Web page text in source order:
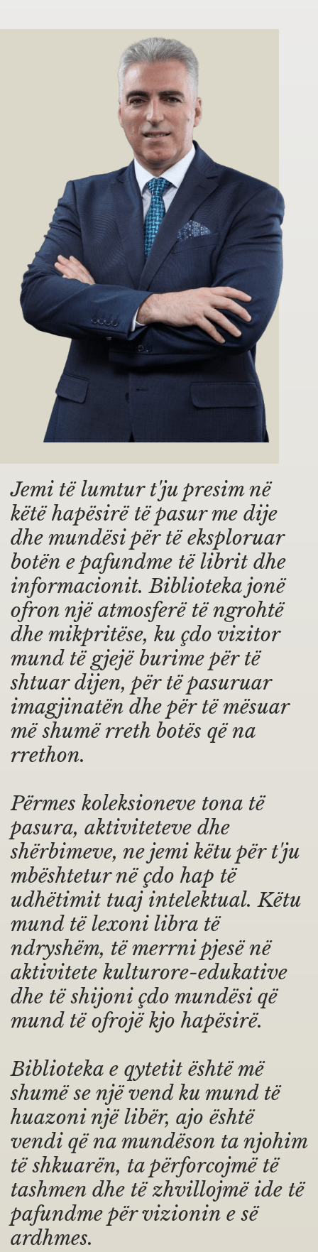
Jemi të lumtur t'ju presim në
këtë hapësirë të pasur me dije
dhe mundësi për të eksploruar
botën e pafundme të librit dhe
informacionit. Biblioteka jonë
ofron një atmosferë të ngrohtë
dhe mikpritëse, ku çdo vizitor
mund të gjejë burime për të
shtuar dijen, për të pasuruar
imagjinatën dhe për të mësuar
më shumë rreth botës që na
rrethon.
Përmes koleksioneve tona të
pasura, aktiviteteve dhe
shërbimeve, ne jemi këtu për t'ju
mbështetur në çdo hap të
udhëtimit tuaj intelektual. Këtu
mund të lexoni libra të
ndryshëm, të merrni pjesë në
aktivitete kulturore-edukative
dhe të shijoni çdo mundësi që
mund të ofrojë kjo hapësirë.
Biblioteka e qytetit është më
shumë se një vend ku mund të
huazoni një libër, ajo është
vendi që na mundëson ta njohim
të shkuarën, ta përforcojmë të
tashmen dhe të zhvillojmë ide të
pafundme për vizionin e së
ardhmes.